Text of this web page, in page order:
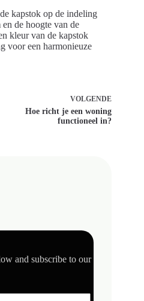
kapstok op de indeling
de hoogte van de
kleur van de kapstok
voor een harmonieuze
VOLGENDE
Hoe richt je een woning
functioneel in?
and subscribe to our